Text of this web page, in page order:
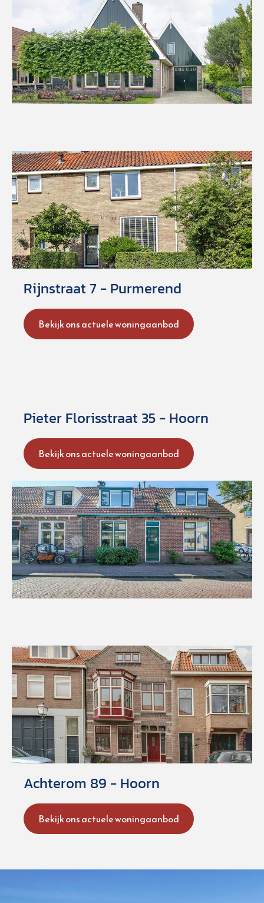
Rijnstraat 7 - Purmerend
Bekijk ons actuele woningaanbod
Pieter Florisstraat 35 - Hoorn
Bekijk ons actuele woningaanbod
Achterom 89 - Hoorn
Bekijk ons actuele woningaanbod